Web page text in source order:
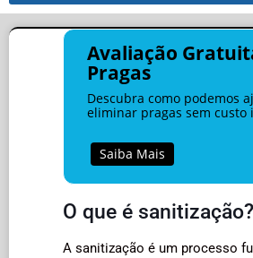
Avaliação
Pragas
Descubra como podemos
eliminar pragas sem custo
Saiba Mais
O que é sanitização?
A sanitização é um processo